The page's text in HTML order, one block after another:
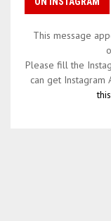
This message
Please fill the
can get Instagram